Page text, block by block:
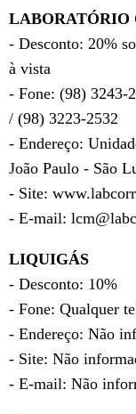
LABORATÓRIO
- Desconto: 20%
à vista
- Fone: (98) 3243-
/ (98) 3223-2532
- Endereço:
João Paulo - São
- Site:
- E-mail:
LIQUIGÁS
- Desconto: 10%
- Fone: Qualquer
- Endereço: Não
- Site: Não
- E-mail: Não